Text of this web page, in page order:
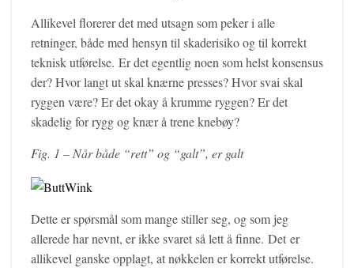
Allikevel florerer det med utsagn som peker i alle
retninger, både med hensyn til skaderisiko og til korrekt
teknisk utførelse. Er det egentlig noen som helst konsensus
der? Hvor langt ut skal knærne presses? Hvor svai skal
ryggen være? Er det okay å krumme ryggen? Er det
skadelig for rygg og knær å trene knebøy?
Fig. 1 – Når både “rett” og “galt”, er galt
Dette er spørsmål som mange stiller seg, og som jeg
allerede har nevnt, er ikke svaret så lett å finne. Det er
allikevel ganske opplagt, at nøkkelen er korrekt utførelse.